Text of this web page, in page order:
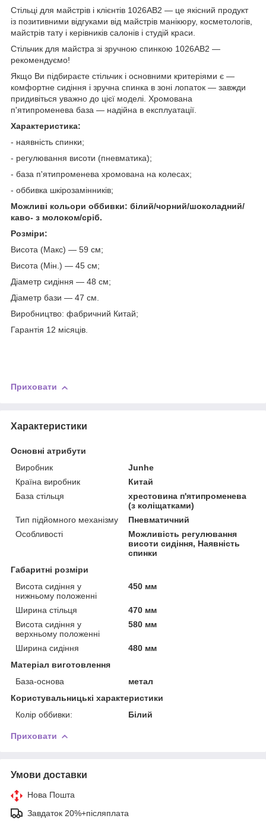
Стільці для майстрів і клієнтів 1026АВ2 — це якісний продукт
із позитивними відгуками від майстрів манікюру, косметологів,
майстрів тату і керівників салонів і студій краси.
Стільчик для майстра зі зручною спинкою 1026АВ2 —
рекомендуємо!
Якщо Ви підбираєте стільчик і основними критеріями є —
комфортне сидіння і зручна спинка в зоні лопаток — завжди
придивіться уважно до цієї моделі. Хромована
п'ятипроменева база — надійна в експлуатації.
Характеристика:
- наявність спинки;
- регулювання висоти (пневматика);
- база п'ятипроменева хромована на колесах;
- оббивка шкірозамінників;
Можливі кольори оббивки: білий/чорний/шоколадний/
каво- з молоком/сріб.
Розміри:
Висота (Макс) — 59 см;
Висота (Мін.) — 45 см;
Діаметр сидіння — 48 см;
Діаметр бази — 47 см.
Виробництво: фабричний Китай;
Гарантія 12 місяців.
Приховати
Характеристики
Основні атрибути
Виробник
Junhe
Країна виробник
Китай
База стільця
хрестовина п'ятипроменева
(з коліщатками)
Тип підйомного механізму
Пневматичний
Особливості
Можливість регулювання
висоти сидіння, Наявність
спинки
Габаритні розміри
Висота сидіння у
нижньому положенні
450 мм
Ширина стільця
470 мм
Висота сидіння у
верхньому положенні
580 мм
Ширина сидіння
480 мм
Матеріал виготовлення
База-основа
метал
Користувальницькі характеристики
Колір оббивки:
Білий
Приховати
Умови доставки
Нова Пошта
Завдаток 20%+післяплата